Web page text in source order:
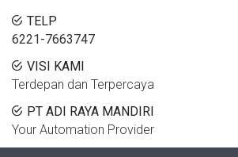
TELP
6221-7663747
VISI KAMI
Terdepan dan Terpercaya
PT ADI RAYA MANDIRI
Your Automation Provider